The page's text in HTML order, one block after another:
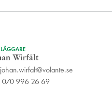
Wirfält
johan.wirfalt@volante.se
070 996 26 69